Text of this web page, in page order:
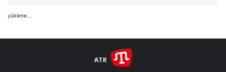
yüklene...